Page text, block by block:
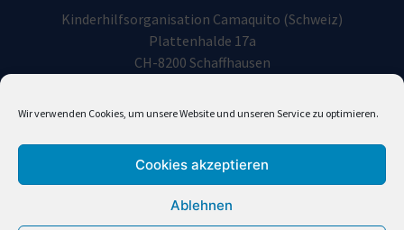
Wir verwenden Cookies, um unsere Website und unseren Service zu optimieren.
Cookies akzeptieren
Ablehnen
Kinderhilfsorganisation Camaquito (Schweiz)
Plattenhalde 17a
CH-8200 Schaffhausen
Kinderhilfsorganisation Camaquito Deutschland e.V.
München